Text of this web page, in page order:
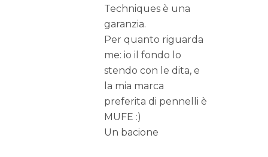
Techniques è una
garanzia.
Per quanto riguarda
me: io il fondo lo
stendo con le dita, e
la mia marca
preferita di pennelli è
MUFE :)
Un bacione